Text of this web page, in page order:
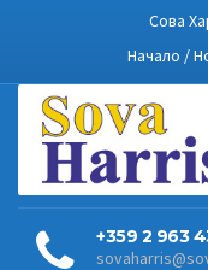
Сова
Начало /
+359 2 963